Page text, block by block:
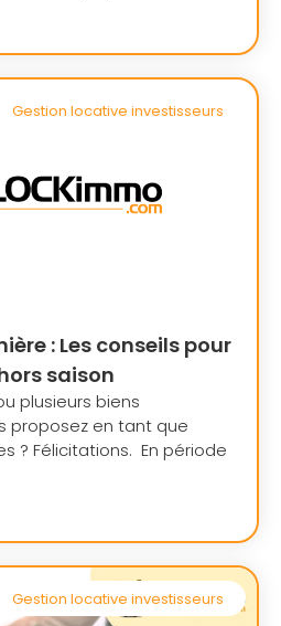
Gestion locative investisseurs
: Les conseils pour
saison
plusieurs biens
proposez en tant que
? Félicitations. En période
Gestion locative investisseurs